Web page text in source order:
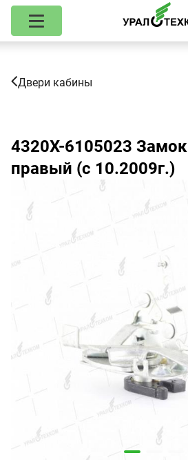
Двери кабины
4320Х-6105023
правый (с 10.2009г.)